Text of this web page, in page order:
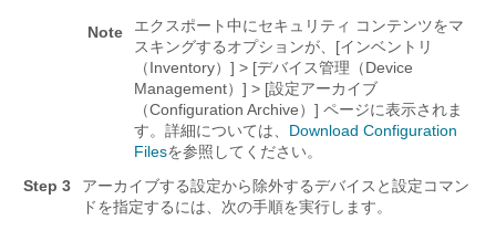
Note
エクスポート中にセキュリティ コンテンツをマ
スキングするオプションが、[インベントリ
（Inventory）] > [デバイス管理（Device
Management）] > [設定アーカイブ
（Configuration Archive）] ページに表示されま
す。詳細については、 Download Configuration
Filesを参照してください。
Step 3
アーカイブする設定から除外するデバイスと設定コマン
ドを指定するには、次の手順を実行します。